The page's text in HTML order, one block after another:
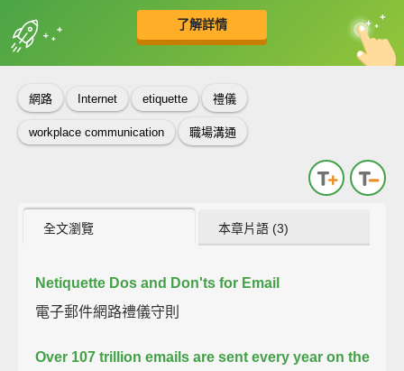
了解詳情
收錄佳句 中
英
網路 Internet etiquette 禮儀
workplace communication 職場溝通
全文瀏覽 本章片語 (3)
Netiquette Dos and Don'ts for Email
電子郵件網路禮儀守則
Over 107 trillion emails are sent every year on the